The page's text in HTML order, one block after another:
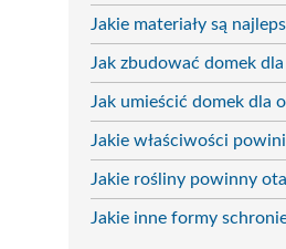
Jakie materiały są
Jak zbudować domek
Jak umieścić domek dla
Jakie właściwości
Jakie rośliny powinny
Jakie inne formy